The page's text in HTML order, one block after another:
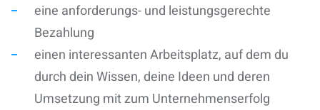
eine anforderungs- und leistungsgerechte
Bezahlung
einen interessanten Arbeitsplatz, auf dem du
durch dein Wissen, deine Ideen und deren
Umsetzung mit zum Unternehmenserfolg